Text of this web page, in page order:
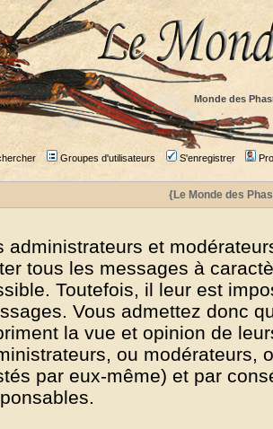
Monde des
Groupes d'utilisateurs S'enregistrer
{Le Monde des
administrateurs et
tous les messages à
Toutefois, il leur est
Vous admettez donc
la vue et opinion de
ou modérateurs,
par eux-même) et par